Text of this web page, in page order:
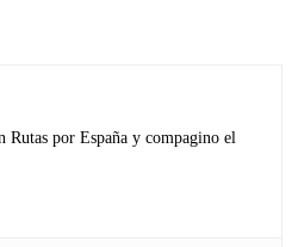
por España y compagino el